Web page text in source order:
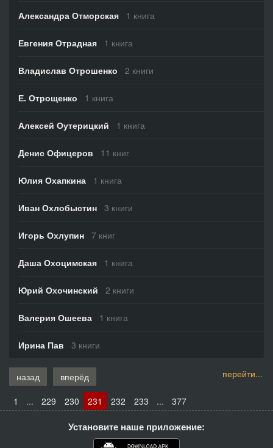
Александра Отморская 1 книга
Евгения Отрадная 1 книга
Владислав Отрошенко 2 книги
Е. Отрощенко 1 книга
Алексей Оутерицкий 1 книга
Денис Офицеров 11 книг
Юлия Охапкина 1 книга
Иван Охлобыстин 3 книги
Игорь Охлупин 7 книг
Даша Охоцимская 1 книга
Юрий Охочинский 2 книги
Валерия Ошеева 1 книга
Ирина Пав 3 книги
перейти...
назад
вперёд
1
... 229 230 231 232 233 ... 377
Установите наше приложение: